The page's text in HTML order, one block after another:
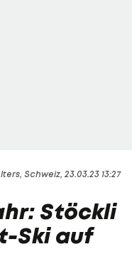
Schweiz, 23.03.23 13:27
Stöckli
Ski auf